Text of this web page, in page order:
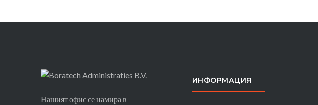
Нашият офис се намира в
ИНФОРМАЦИЯ